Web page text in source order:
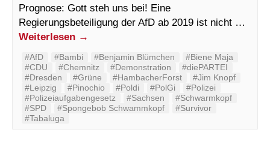
Prognose: Gott steh uns bei! Eine
Regierungsbeteiligung der AfD ab 2019 ist nicht …
Weiterlesen →
#AfD #Bambi #Benjamin Blümchen
#Biene Maja
#CDU
#Chemnitz #Demonstration
#diePARTEI
#Dresden
#Grüne #HambacherForst
#Jim Knopf
#Leipzig
#Pinochio #Poldi #PolGi
#Polizei
#Polizeiaufgabengesetz
#Sachsen
#Schwarmkopf
#SPD
#Spongebob Schwammkopf
#Survivor
#Tabaluga